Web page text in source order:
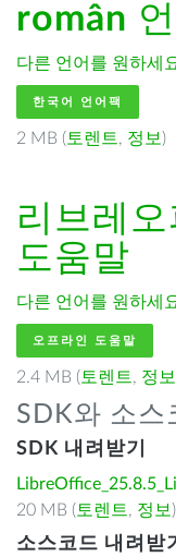
român
다른 언어를 원하세
한국어 언어팩
2 MB ( 토렌트, 정보 )
리브레오
도움말
다른 언어를 원하세
오프라인 도움말
2.4 MB ( 토렌트, 정보
SDK와 소스
SDK 내려받기
20 MB ( 토렌트, 정보 )
소스코드 내려받